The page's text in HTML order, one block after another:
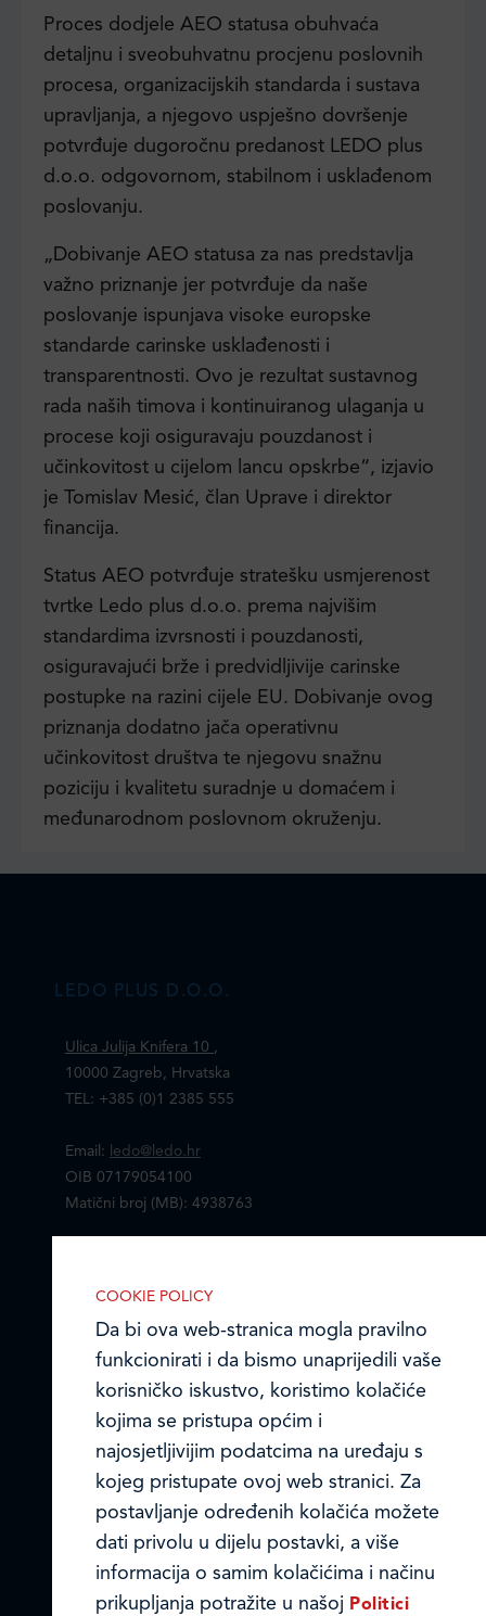
Proces dodjele AEO statusa obuhvaća
detaljnu i sveobuhvatnu procjenu poslovnih
procesa, organizacijskih standarda i sustava
upravljanja, a njegovo uspješno dovršenje
potvrđuje dugoročnu predanost LEDO plus
d.o.o. odgovornom, stabilnom i usklađenom
poslovanju.
„Dobivanje AEO statusa za nas predstavlja
važno priznanje jer potvrđuje da naše
poslovanje ispunjava visoke europske
standarde carinske usklađenosti i
transparentnosti. Ovo je rezultat sustavnog
rada naših timova i kontinuiranog ulaganja u
procese koji osiguravaju pouzdanost i
učinkovitost u cijelom lancu opskrbe“, izjavio
je Tomislav Mesić, član Uprave i direktor
financija.
Status AEO potvrđuje stratešku usmjerenost
tvrtke Ledo plus d.o.o. prema najvišim
standardima izvrsnosti i pouzdanosti,
osiguravajući brže i predvidljivije carinske
postupke na razini cijele EU. Dobivanje ovog
priznanja dodatno jača operativnu
učinkovitost društva te njegovu snažnu
poziciju i kvalitetu suradnje u domaćem i
međunarodnom poslovnom okruženju.
LEDO PLUS D.O.O.
Ulica Julija Knifera 10
10000 Zagreb, Hrvatska
TEL: +385 (0)1 2385 555
Email:
ledo@ledo.hr
OIB 07179054100
Matični broj (MB): 4938763
Ledo u inozemstvu
Online formular
Obavijest o Privatnosti i Kolačići
Privacy notice and Cookies
© LEDO plus d.o.o. 2026.
COOKIE POLICY
Da bi ova web-stranica mogla pravilno
funkcionirati i da bismo unaprijedili vaše
korisničko iskustvo, koristimo kolačiće
kojima se pristupa općim i
najosjetljivijim podatcima na uređaju s
kojeg pristupate ovoj web stranici. Za
postavljanje određenih kolačića možete
dati privolu u dijelu postavki, a više
informacija o samim kolačićima i načinu
prikupljanja potražite u našoj Politici
IZABERITE KOLAČIĆE NA STRANICI
Omogućite ili onemogućite web-
stranici upotrebu funkcionalnih i/ili
reklamnih kolačića opisanih u nastavku: